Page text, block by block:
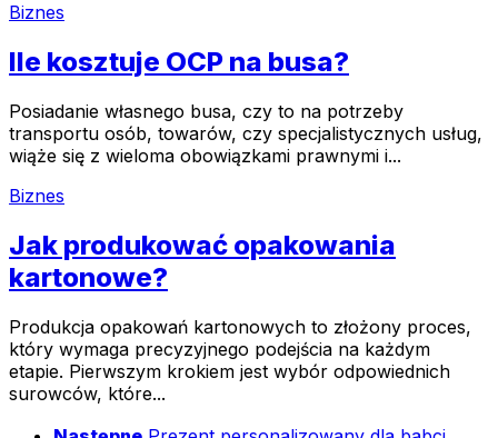
Biznes
Ile kosztuje OCP na busa?
Posiadanie własnego busa, czy to na potrzeby
transportu osób, towarów, czy specjalistycznych usług,
wiąże się z wieloma obowiązkami prawnymi i...
Biznes
Jak produkować opakowania
kartonowe?
Produkcja opakowań kartonowych to złożony proces,
który wymaga precyzyjnego podejścia na każdym
etapie. Pierwszym krokiem jest wybór odpowiednich
surowców, które...